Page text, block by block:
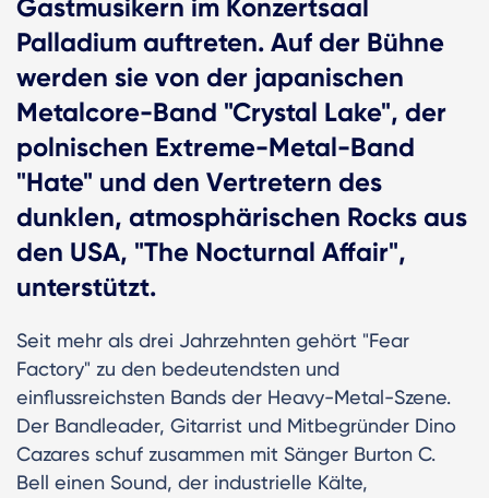
Gastmusikern im Konzertsaal
Palladium auftreten. Auf der Bühne
werden sie von der japanischen
Metalcore-Band "Crystal Lake", der
polnischen Extreme-Metal-Band
"Hate" und den Vertretern des
dunklen, atmosphärischen Rocks aus
den USA, "The Nocturnal Affair",
unterstützt.
Seit mehr als drei Jahrzehnten gehört "Fear
Factory" zu den bedeutendsten und
einflussreichsten Bands der Heavy-Metal-Szene.
Der Bandleader, Gitarrist und Mitbegründer Dino
Cazares schuf zusammen mit Sänger Burton C.
Bell einen Sound, der industrielle Kälte,